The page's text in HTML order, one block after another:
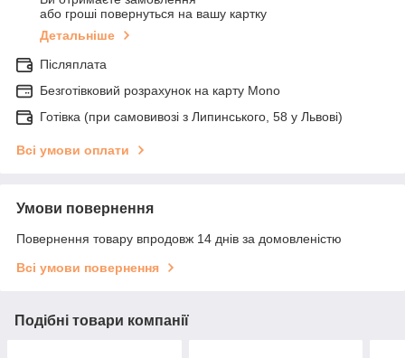
або гроші повернуться на вашу картку
Детальніше
Післяплата
Безготівковий розрахунок на карту Mono
Готівка (при самовивозі з Липинського, 58 у Львові)
Всі умови оплати
Умови повернення
Повернення товару впродовж 14 днів за домовленістю
Всі умови повернення
Подібні товари компанії